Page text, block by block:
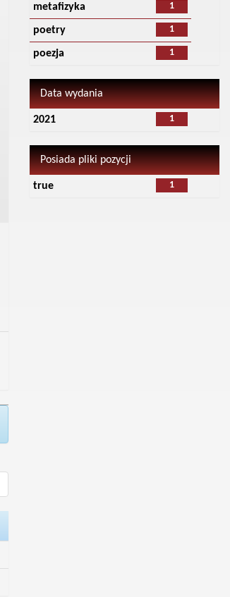
1
metafizyka
1
poetry
1
poezja
Data wydania
1
2021
Posiada pliki pozycji
1
true